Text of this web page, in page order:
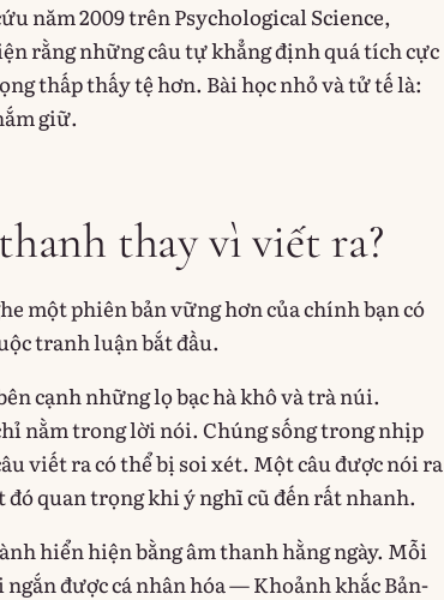
năm 2009 trên Psychological Science,
rằng những câu tự khẳng định quá tích cực
thấp thấy tệ hơn. Bài học nhỏ và tử tế là:
giữ.
thay vì viết ra?
một phiên bản vững hơn của chính bạn có
tranh luận bắt đầu.
cạnh những lọ bạc hà khô và trà núi.
nằm trong lời nói. Chúng sống trong nhịp
viết ra có thể bị soi xét. Một câu được nói ra
đó quan trọng khi ý nghĩ cũ đến rất nhanh.
hiển hiện bằng âm thanh hằng ngày. Mỗi
ngắn được cá nhân hóa — Khoảnh khắc Bản-